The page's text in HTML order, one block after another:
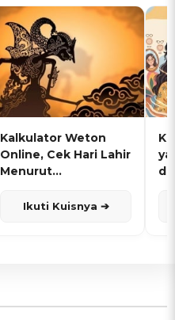
Kalkulator Weton
Online, Cek Hari Lahir
Menurut
Ikuti Kuisnya ➔